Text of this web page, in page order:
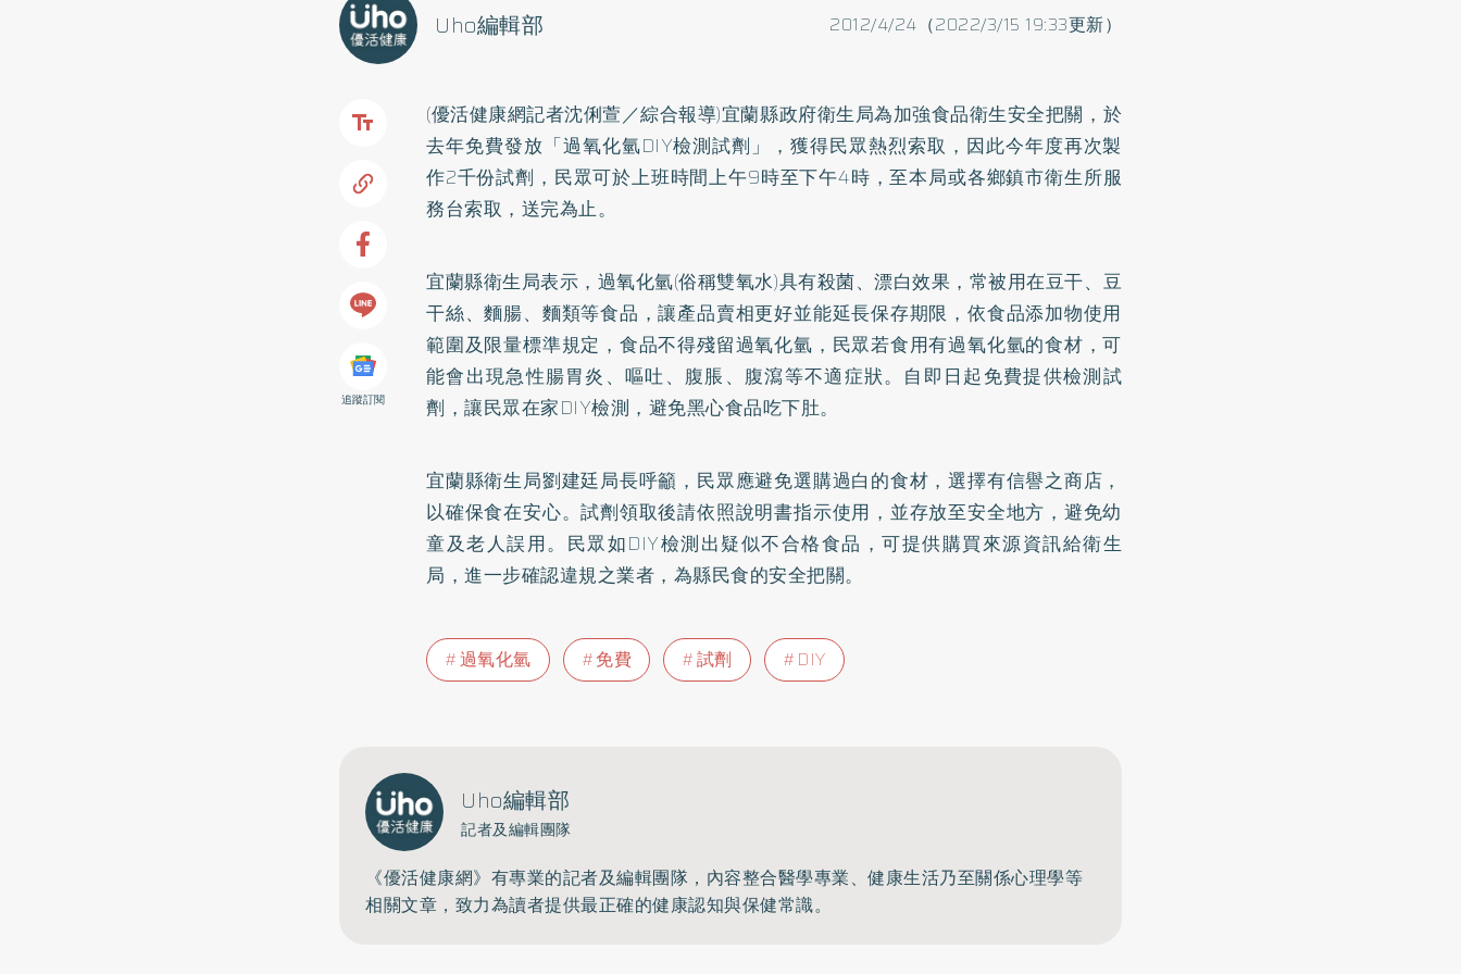
2012/4/24（2022/3/15 19:33更新）
Uho編輯部
追蹤訂閱
(優活健康網記者沈俐萱／綜合報導)宜蘭縣政府衛生局為加強食品衛生安全把關，於
去年免費發放「過氧化氫DIY檢測試劑」，獲得民眾熱烈索取，因此今年度再次製
作2千份試劑，民眾可於上班時間上午9時至下午4時，至本局或各鄉鎮市衛生所服
務台索取，送完為止。
宜蘭縣衛生局表示，過氧化氫(俗稱雙氧水)具有殺菌、漂白效果，常被用在豆干、豆
干絲、麵腸、麵類等食品，讓產品賣相更好並能延長保存期限，依食品添加物使用
範圍及限量標準規定，食品不得殘留過氧化氫，民眾若食用有過氧化氫的食材，可
能會出現急性腸胃炎、嘔吐、腹脹、腹瀉等不適症狀。自即日起免費提供檢測試
劑，讓民眾在家DIY檢測，避免黑心食品吃下肚。
宜蘭縣衛生局劉建廷局長呼籲，民眾應避免選購過白的食材，選擇有信譽之商店，
以確保食在安心。試劑領取後請依照說明書指示使用，並存放至安全地方，避免幼
童及老人誤用。民眾如DIY檢測出疑似不合格食品，可提供購買來源資訊給衛生
局，進一步確認違規之業者，為縣民食的安全把關。
過氧化氫 免費 試劑 DIY
Uho編輯部
記者及編輯團隊
《優活健康網》有專業的記者及編輯團隊，內容整合醫學專業、健康生活乃至關係心理學等
相關文章，致力為讀者提供最正確的健康認知與保健常識。